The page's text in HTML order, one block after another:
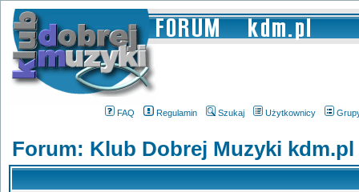
FAQ Regulamin Szukaj Użytkownicy
Forum: Klub Dobrej Muzyki kdm.pl